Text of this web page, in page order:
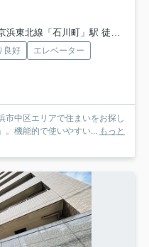
浜東北線「石川町」駅 徒歩8分
良好
エレベーター
市中区エリアで住まいをお探し
。機能的で使いやすい... もっと